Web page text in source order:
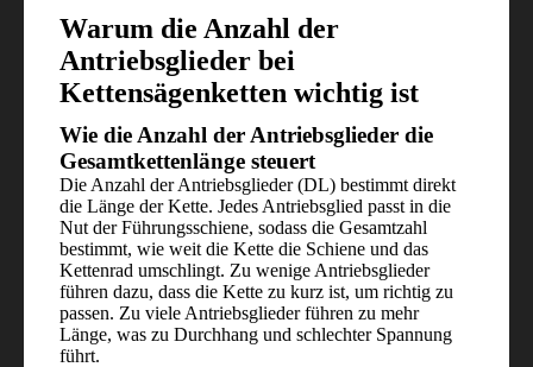
Warum die Anzahl der
Antriebsglieder bei
Kettensägenketten wichtig ist
Wie die Anzahl der Antriebsglieder die
Gesamtkettenlänge steuert
Die Anzahl der Antriebsglieder (DL) bestimmt direkt
die Länge der Kette. Jedes Antriebsglied passt in die
Nut der Führungsschiene, sodass die Gesamtzahl
bestimmt, wie weit die Kette die Schiene und das
Kettenrad umschlingt. Zu wenige Antriebsglieder
führen dazu, dass die Kette zu kurz ist, um richtig zu
passen. Zu viele Antriebsglieder führen zu mehr
Länge, was zu Durchhang und schlechter Spannung
führt.